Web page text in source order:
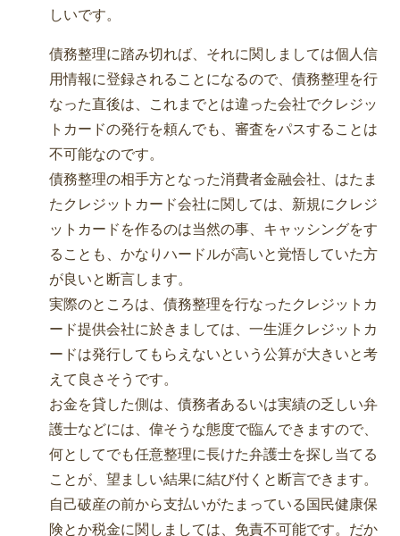
しいです。
債務整理に踏み切れば、それに関しましては個人信
用情報に登録されることになるので、債務整理を行
なった直後は、これまでとは違った会社でクレジッ
トカードの発行を頼んでも、審査をパスすることは
不可能なのです。
債務整理の相手方となった消費者金融会社、はたま
たクレジットカード会社に関しては、新規にクレジ
ットカードを作るのは当然の事、キャッシングをす
ることも、かなりハードルが高いと覚悟していた方
が良いと断言します。
実際のところは、債務整理を行なったクレジットカ
ード提供会社に於きましては、一生涯クレジットカ
ードは発行してもらえないという公算が大きいと考
えて良さそうです。
お金を貸した側は、債務者あるいは実績の乏しい弁
護士などには、偉そうな態度で臨んできますので、
何としてでも任意整理に長けた弁護士を探し当てる
ことが、望ましい結果に結び付くと断言できます。
自己破産の前から支払いがたまっている国民健康保
険とか税金に関しましては、免責不可能です。だか